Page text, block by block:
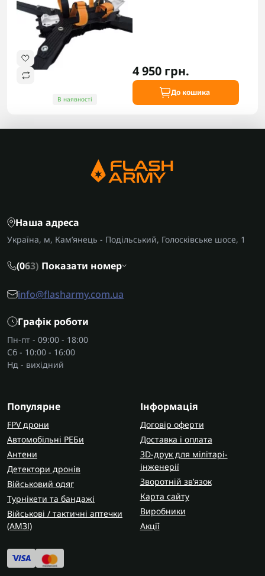
В наявності
4 950 грн.
До кошика
Наша адреса
Україна, м, Кам’янець - Подільський, Голосківське шосе, 1
(063) Показати номер
info@flasharmy.com.ua
Графік роботи
Пн-пт - 09:00 - 18:00
Сб - 10:00 - 16:00
Нд - вихідний
Популярне
FPV дрони
Автомобільні РЕБи
Антени
Детектори дронів
Військовий одяг
Турнікети та бандажі
Військові / тактичні аптечки
(AMЗІ)
Інформація
Договір оферти
Доставка і оплата
3D-друк для мілітарі-
інженерії
Зворотній зв’язок
Карта сайту
Виробники
Акції